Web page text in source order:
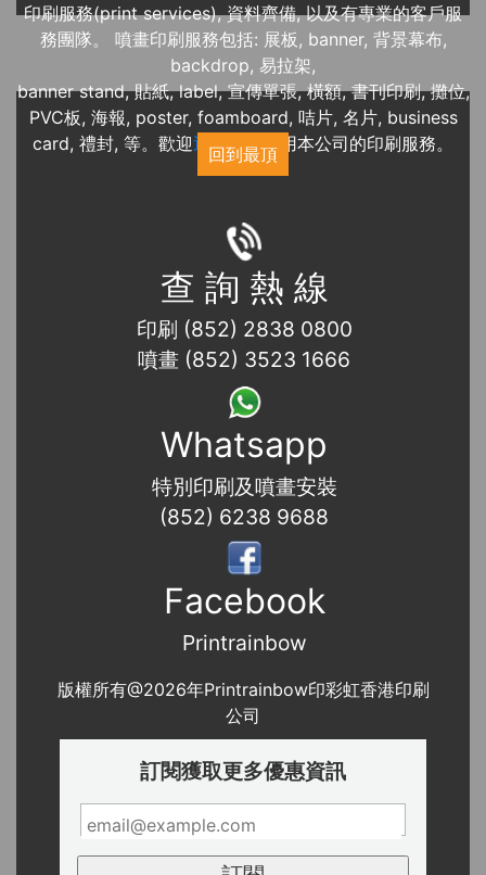
印刷服務(print services), 資料齊備, 以及有專業的客戶服
務團隊。 噴畫印刷服務包括: 展板, banner, 背景幕布,
backdrop, 易拉架,
banner stand, 貼紙, label, 宣傳單張, 橫額, 書刊印刷, 攤位,
PVC板, 海報, poster, foamboard, 咭片, 名片, business
card, 禮封, 等。歡迎近期展覽使用本公司的印刷服務。
回到最頂
查 詢 熱 線
印刷 (852) 2838 0800
噴畫 (852) 3523 1666
Whatsapp
特別印刷及噴畫安裝
(852) 6238 9688
Facebook
Printrainbow
版權所有@2026年Printrainbow印彩虹香港印刷
公司
訂閱獲取更多優惠資訊